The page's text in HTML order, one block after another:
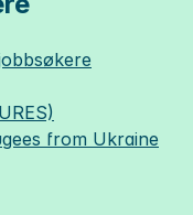
from Ukraine